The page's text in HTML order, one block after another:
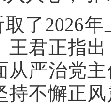
取了2026
王君正指
从严治党
持不懈正